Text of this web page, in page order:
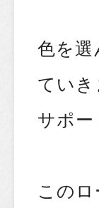
色を
ていき
サポ
この